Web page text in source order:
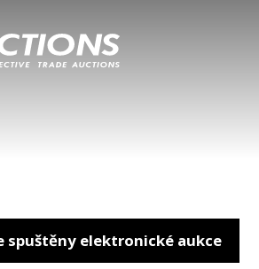
spuštěny elektronické aukce